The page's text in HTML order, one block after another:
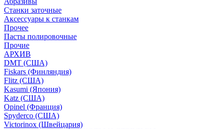
Станки заточные
Аксессуары к станкам
Прочее
Пасты полировочные
Прочие
АРХИВ
DMT (США)
Fiskars (Финляндия)
Flitz (США)
Kasumi (Япония)
Katz (США)
Opinel (Франция)
Spyderco (США)
Victorinox (Швейцария)